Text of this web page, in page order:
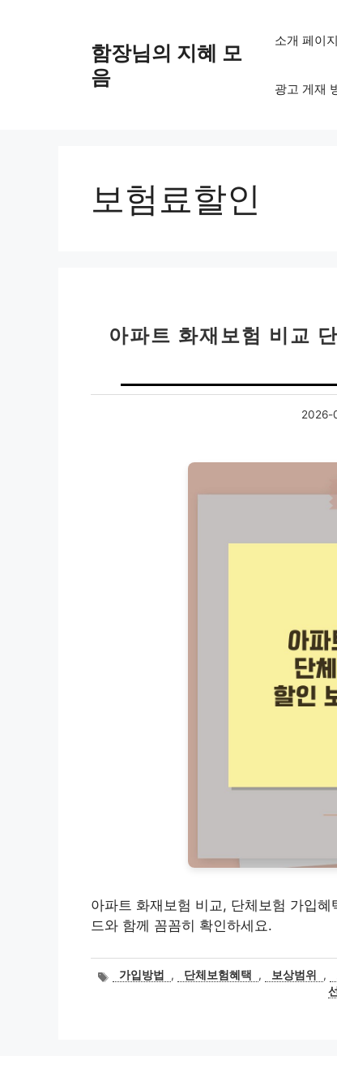
함장님의 지혜 모
음
소개 페이
광고 게재
보험료할인
아파트 화재보험 비교
2026-
아파트 화재보험 비교, 단체보험 가입
드와 함께 꼼꼼히 확인하세요.
태가입방법 , 단체보험혜택 , 보상범위 ,